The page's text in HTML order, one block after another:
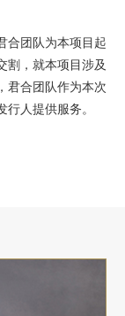
合团队为本项目起
割，就本项目涉及
君合团队作为本次
人提供服务。